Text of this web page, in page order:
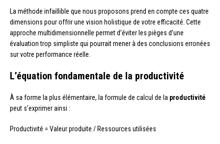
La méthode infaillible que nous proposons prend en compte ces quatre
dimensions pour offrir une vision holistique de votre efficacité. Cette
approche multidimensionnelle permet d’éviter les pièges d’une
évaluation trop simpliste qui pourrait mener à des conclusions erronées
sur votre performance réelle.
L’équation fondamentale de la productivité
À sa forme la plus élémentaire, la formule de calcul de la productivité
peut s’exprimer ainsi :
Productivité = Valeur produite / Ressources utilisées